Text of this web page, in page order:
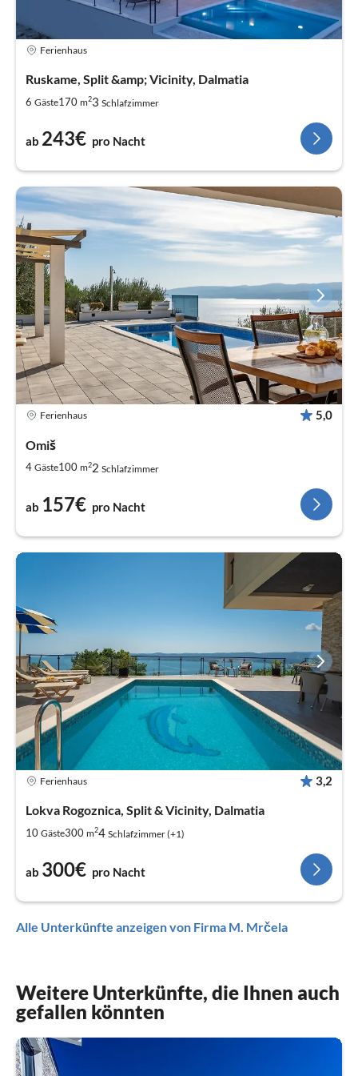
Ferienhaus
Ruskame, Split &amp; Vicinity, Dalmatia
6 Gäste170 m23 Schlafzimmer
ab 243€ pro Nacht
Ferienhaus 5,0
Omiš
4 Gäste100 m22 Schlafzimmer
ab 157€ pro Nacht
Ferienhaus 3,2
Lokva Rogoznica, Split & Vicinity, Dalmatia
10 Gäste300 m24 Schlafzimmer (+1)
ab 300€ pro Nacht
Alle Unterkünfte anzeigen von Firma M. Mrčela
Weitere Unterkünfte, die Ihnen auch
gefallen könnten